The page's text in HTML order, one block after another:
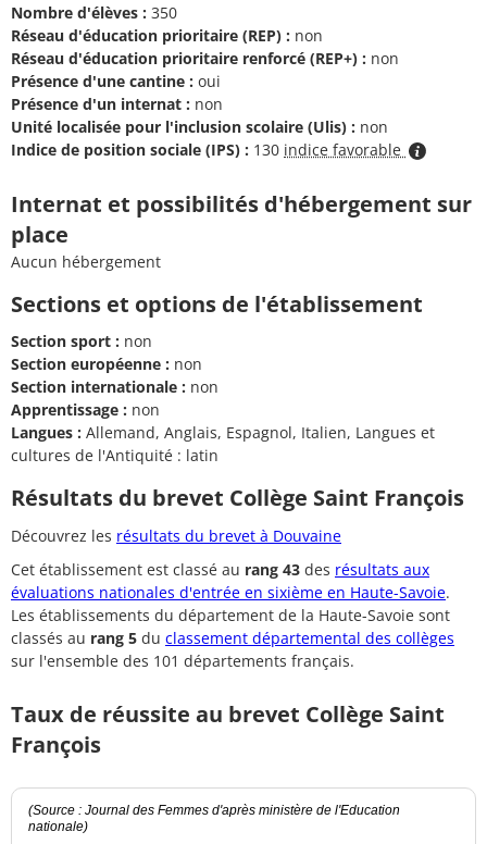
Nombre d'élèves : 350
Réseau d'éducation prioritaire (REP) : non
Réseau d'éducation prioritaire renforcé (REP+) : non
Présence d'une cantine : oui
Présence d'un internat : non
Unité localisée pour l'inclusion scolaire (Ulis) : non
Indice de position sociale (IPS) : 130 indice favorable
Internat et possibilités d'hébergement sur
place
Aucun hébergement
Sections et options de l'établissement
Section sport : non
Section européenne : non
Section internationale : non
Apprentissage : non
Langues : Allemand, Anglais, Espagnol, Italien, Langues et
cultures de l'Antiquité : latin
Résultats du brevet Collège Saint François
Découvrez les résultats du brevet à Douvaine
Cet établissement est classé au rang 43 des résultats aux
évaluations nationales d'entrée en sixième en Haute-Savoie.
Les établissements du département de la Haute-Savoie sont
classés au rang 5 du classement départemental des collèges
sur l'ensemble des 101 départements français.
Taux de réussite au brevet Collège Saint
François
(Source : Journal des Femmes d'après ministère de l'Education
nationale)